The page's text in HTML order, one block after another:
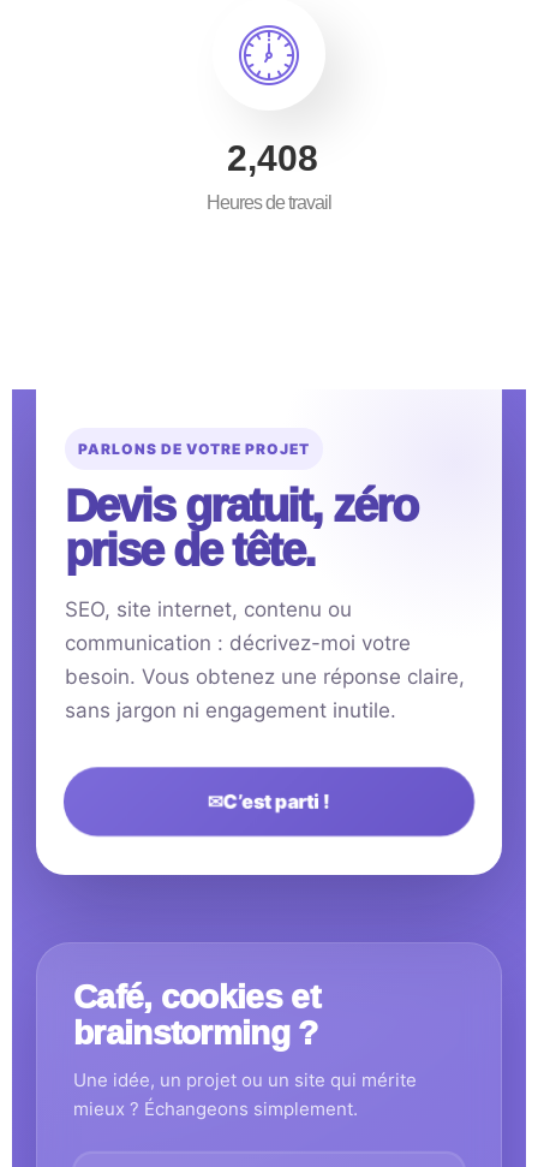
3,500
Heures de travail
PARLONS DE VOTRE PROJET
Devis gratuit, zéro
prise de tête.
SEO, site internet, contenu ou
communication : décrivez-moi votre
besoin. Vous obtenez une réponse claire,
sans jargon ni engagement inutile.
✉C’est parti !
Café, cookies et
brainstorming ?
Une idée, un projet ou un site qui mérite
mieux ? Échangeons simplement.